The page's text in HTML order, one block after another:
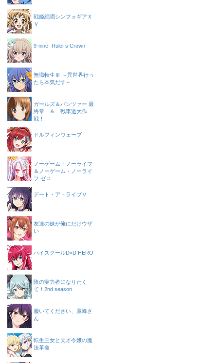
戦姫絶唱シンフォギアＸ
Ｖ
9-nine- Ruler’s Crown
無職転生Ⅲ ～異世界行っ
たら本気だす～
ガールズ＆パンツァー 最
終章 ＆ 戦車道大作
戦！
ドルフィンウェーブ
ノーゲーム・ノーライフ
＆ノーゲーム・ノーライ
フ ゼロ
デート・ア・ライブⅤ
友達の妹が俺にだけウザ
い
ハイスクールD×D HERO
陰の実力者になりたく
て！2nd season
履いてください、鷹峰さ
ん
転生王女と天才令嬢の魔
法革命